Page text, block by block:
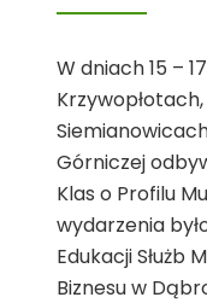
W dniach 15 –
Górniczej
Klas o Profilu
wydarzenia
Edukacji Służb
Biznesu w